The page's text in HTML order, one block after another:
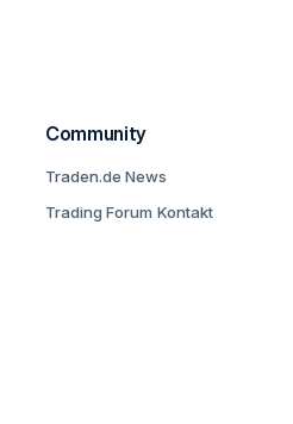
Community
Traden.de News
Trading Forum Kontakt